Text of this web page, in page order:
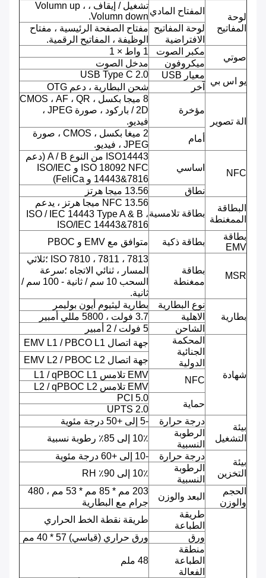
لوحة
المفاتيح
المفتاح المادي
تشغيل / إيقاف ، Volumn up ،
Volumn down.
لوحة المفاتيح
الافتراضية
مفتاح الصفحة الرئيسية ، مفتاح
الوظيفة ، المفاتيح الرقمية.
صوتي
مكبر الصوت
1 واط × 1
ميكروفون
مدخل الصوت
يو اس بي
معيار USB
USB Type C 2.0
آخر
شحن البطارية ، دعم OTG
الة تصوير
مؤخرة
8 ميجا بكسل ، CMOS ، AF ، QR
/ 2D باركود ، صورة JPEG ،
فيديو.
أمام
2 ميغا بكسل ، CMOS ، صورة
JPEG ، فيديو.
NFC
اساسي
ISO14443 من النوع A / B (دعم
ISO 18092 NFC و ISO/IEC
14443&7816 و FeliCa)
نطاق
13.56 ميجا هرتز
البطاقة
الممغنطة
بطاقة تلامسية
NFC 13.56 ميجا هرتز ، يدعم
ISO / IEC 14443 Type A & B ،
ISO/IEC 14443&7816
بطاقة
EMV
بطاقة ذكية متوافق مع EMV و PBOC
MSR
بطاقة
ممغنطة
ISO 7810 ، 7811 ، 7813 ؛ثلاثي
المسار ، ثنائي الاتجاه ؛سرعة
السحب 10 سم / ثانية - 100 سم /
ثانية.
بطارية
نوع البطارية
بطارية ليثيوم أيون بوليمر
الاهلية
3.7 فولت ، 5800 مللي أمبير
الشاحن
5 فولت / 2 أمبير
شهادة
المحكمة
الجنائية
الدولية
جهة اتصال EMV L1 / PBCO L1
جهة اتصال EMV L2 / PBOC L2
NFC
EMV تلامس L1 / qPBOC L1
EMV تلامس L2 / qPBOC L2
حماية
PCI 5.0
UPTS 2.0
بيئة
التشغيل
درجة حرارة
-5 إلى +50 درجة مئوية
الرطوبة
النسبية
10٪ إلى 85٪ رطوبة نسبية
بيئة
التخزين
درجة حرارة
-10 إلى +60 درجة مئوية
الرطوبة
النسبية
10٪ إلى 90٪ RH
الحجم
والوزن
البعد والوزن
203 مم * 85 مم * 53 مم ، 480
جرام مع البطارية
طريقة
الطباعة
طريقة نقطة الخط الحراري
ورق
ورق حراري (قياسي) 57 * 40 مم
منطقة
الطباعة
الفعالة
48 ملم